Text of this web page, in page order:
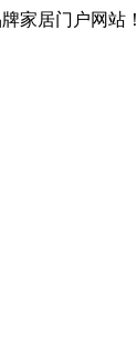
家居门户网站！